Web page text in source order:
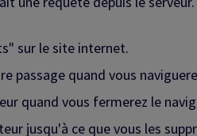
sur le site internet.
passage quand vous
quand vous fermerez le
ce que vous les